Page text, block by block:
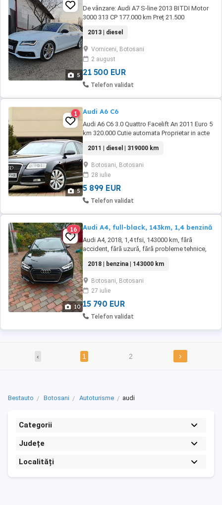
5
De vânzare: Audi A7 S-line 2013 BITDI Motor
3000 313 CP 177.000 km Preț 21.500
pneumatică (Adaptive Air Suspension) pentru
confort sporit. * Faruri: Tehnologie Full LED
cu asistent de fază lungă. * Asistență:
Adaptive Cruise Control (menține distanța),
Lane Assist ...
2013 | diesel
Vorniceni, Botosani
2 august
21 500 EUR
Telefon validat
5
1 Audi A6 C6
Audi A6 C6 3.0 Quattro Facelift An 2011 Euro 5
km 320.000 Cutie automata Proprietar in acte
unele variante + - Mașina se poate vedea,
proba în Botoşani ! Preț : 5899 negociabil
Mașina se prezintă bine din orice punct de
vedere ! Motor - cutie - articulați ...
2011 | diesel | 319000 km
Botosani, Botosani
28 iulie
5 899 EUR
Telefon validat
10
16 Audi A4, full-black, 143km, 1,4 benzină
Audi A4, 2018, 1,4 tfsi, 143000 km, fără
accident, fără uzură, fără probleme tehnice,
navigație MMI, Audi Presens- frânează
singură în caz de impact frontal, cutie
automată, start-stop, faruri led, keyless go,
senzori parcare spate, clima automata, trei
zone, ...
2018 | benzina | 143000 km
Botosani, Botosani
27 iulie
15 790 EUR
Telefon validat
‹ 1 2 ›
Bestauto Botosani Autoturisme audi
Categorii
Județe
Localități